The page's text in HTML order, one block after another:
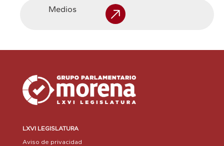
Medios
LXVI LEGISLATURA
Aviso de privacidad